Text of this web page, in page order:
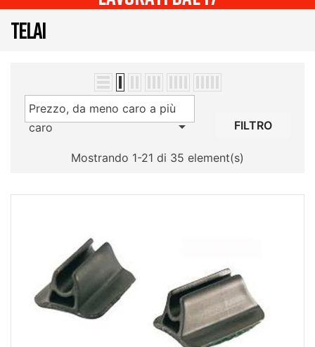
TELAI
Prezzo, da meno caro a più
caro
 FILTRO
Mostrando 1-21 di 35 element(s)